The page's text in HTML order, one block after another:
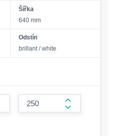
Šířka
640 mm
Odstín
brillant / white
form.increase-